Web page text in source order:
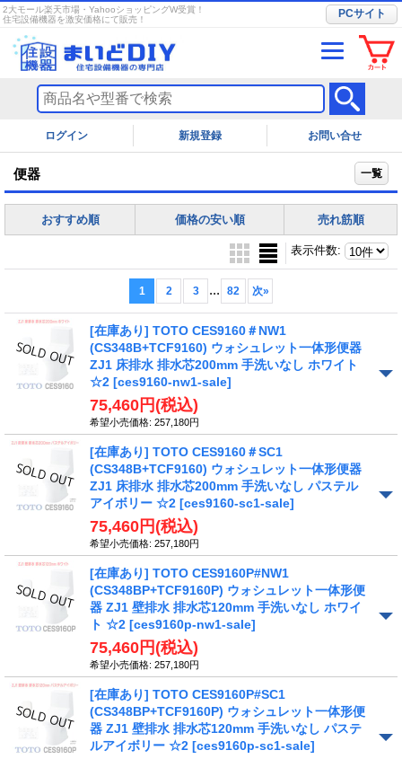
2大モール楽天市場・YahooショッピングW受賞！
住宅設備機器を激安価格にて販売！
PCサイト
ログイン お問い合せ
便器 一覧
おすすめ順 価格の安い順 売れ筋順
表示件数:
1 2 3 ... 82 次»
[在庫あり] TOTO CES9160＃NW1
(CS348B+TCF9160) ウォシュレット一体形便器
ZJ1 床排水 排水芯200mm 手洗いなし ホワイト
☆2 [ces9160-nw1-sale]
75,460円 (税込)
希望小売価格: 257,180円
[在庫あり] TOTO CES9160＃SC1
(CS348B+TCF9160) ウォシュレット一体形便器
ZJ1 床排水 排水芯200mm 手洗いなし パステル
アイボリー ☆2 [ces9160-sc1-sale]
75,460円 (税込)
希望小売価格: 257,180円
[在庫あり] TOTO CES9160P#NW1
(CS348BP+TCF9160P) ウォシュレット一体形便
器 ZJ1 壁排水 排水芯120mm 手洗いなし ホワイ
ト ☆2 [ces9160p-nw1-sale]
75,460円 (税込)
希望小売価格: 257,180円
[在庫あり] TOTO CES9160P#SC1
(CS348BP+TCF9160P) ウォシュレット一体形便
器 ZJ1 壁排水 排水芯120mm 手洗いなし パステ
ルアイボリー ☆2 [ces9160p-sc1-sale]